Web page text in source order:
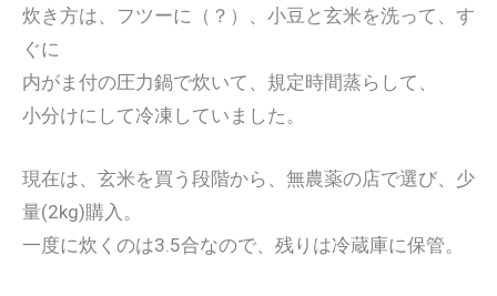
炊き方は、フツーに（？）、小豆と玄米を洗って、す
ぐに
内がま付の圧力鍋で炊いて、規定時間蒸らして、
小分けにして冷凍していました。
現在は、玄米を買う段階から、無農薬の店で選び、少
量(2kg)購入。
一度に炊くのは3.5合なので、残りは冷蔵庫に保管。